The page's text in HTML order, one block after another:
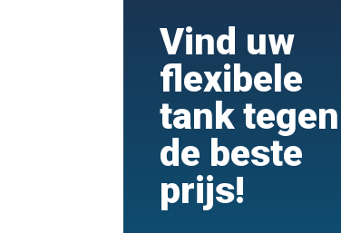
Vind uw
flexibele
tank tegen
de beste
prijs!